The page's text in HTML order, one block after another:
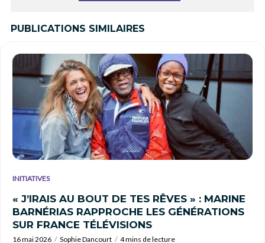
PUBLICATIONS SIMILAIRES
INITIATIVES
« J’IRAIS AU BOUT DE TES RÊVES » : MARINE
BARNÉRIAS RAPPROCHE LES GÉNÉRATIONS
SUR FRANCE TÉLÉVISIONS
16 mai 2026 Sophie Dancourt 4 mins de lecture